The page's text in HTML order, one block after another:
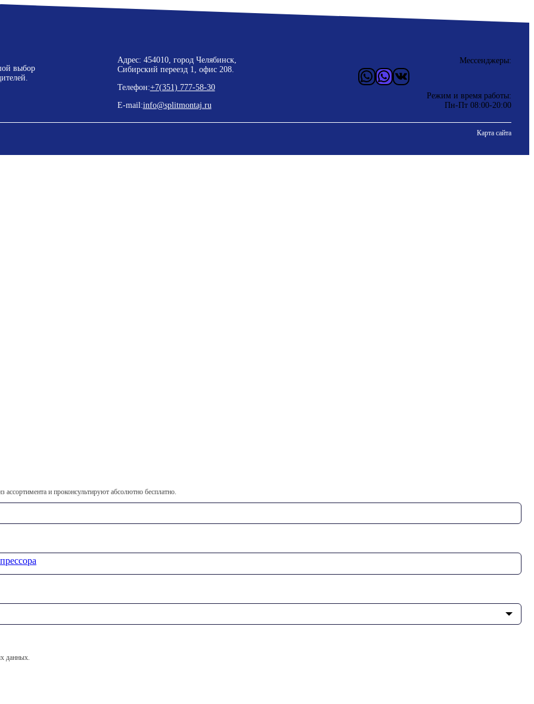
выбор
Адрес: 454010, город Челябинск,
Сибирский переезд 1, офис 208.
Телефон:+7(351) 777-58-30
E-mail:info@splitmontaj.ru
Мессенджеры:
WhatsApp
ViderВКонтакте
Режим и время работы:
Пн-Пт 08:00-20:00
Карта сайта
и проконсультируют абсолютно бесплатно.
данных.